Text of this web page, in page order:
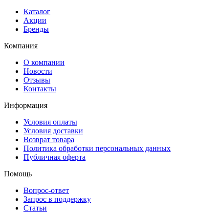
Каталог
Акции
Бренды
Компания
О компании
Новости
Отзывы
Контакты
Информация
Условия оплаты
Условия доставки
Возврат товара
Политика обработки персональных данных
Публичная оферта
Помощь
Вопрос-ответ
Запрос в поддержку
Статьи